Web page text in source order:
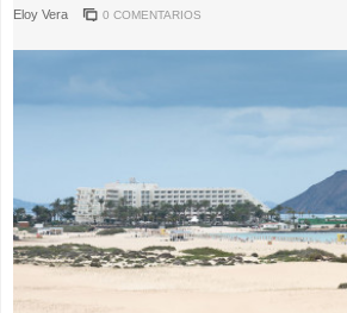
Eloy Vera 0 COMENTARIOS